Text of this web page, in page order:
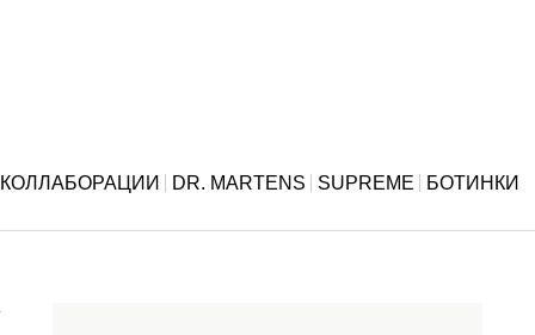
КОЛЛАБОРАЦИИ DR. MARTENS SUPREME БОТИНКИ